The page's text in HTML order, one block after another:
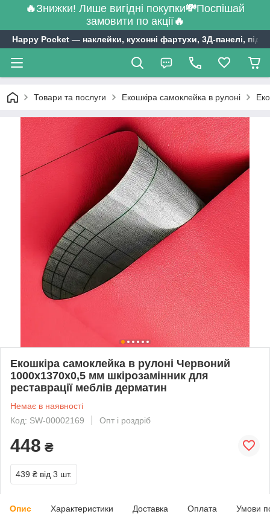
🔥Знижки! Лише вигідні покупки💸Поспішай
замовити по акції🔥
Happy Pocket ― наклейки, кухонні фартухи, 3Д-панелі,
Товари та послуги Екошкіра самоклейка в рулоні
Екошкіра самоклейка в рулоні Червоний
1000х1370х0,5 мм шкірозамінник для
реставрації меблів дерматин
Немає в наявності
Код: SW-00002169
Опт і роздріб
448 ₴
439 ₴ від 3 шт.
Опис Характеристики Доставка Оплата Умови